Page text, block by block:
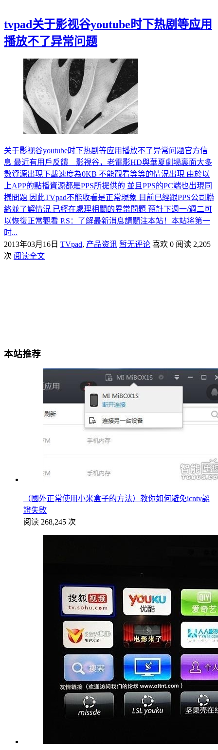
tvpad关于影视谷youtube时下热剧等应用
播放不了异常问题
关于影视谷youtube时下热剧等应用播放不了异常问题官方信
息 最近有用戶反饋 影視谷，老電影HD與華夏劇場裏面大多
數資源出現下載速度為0KB 不能觀看等等的情況出現 由於以
上APP的點播資源都是PPS所提供的 並且PPS的PC端也出現同
樣問題 因此TVpad不能收看是正常現象 目前已經跟PPS公司聯
絡並了解情況 已經在處理相關的異常問題 預計下週一/週二可
以恢復正常觀看 P.S：了解最新消息請關注本站！本站将第一
时...
2013年03月16日 TVpad, 产品资讯 暂无评论 喜欢 0 阅读 2,205
次 阅读全文
本站推荐
（國外正常使用小米盒子的方法）教你如何避免icntv認
證失敗
阅读 268,245 次